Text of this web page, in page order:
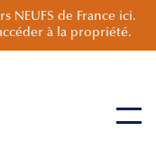
NEUFS de France ici.
à la propriété.